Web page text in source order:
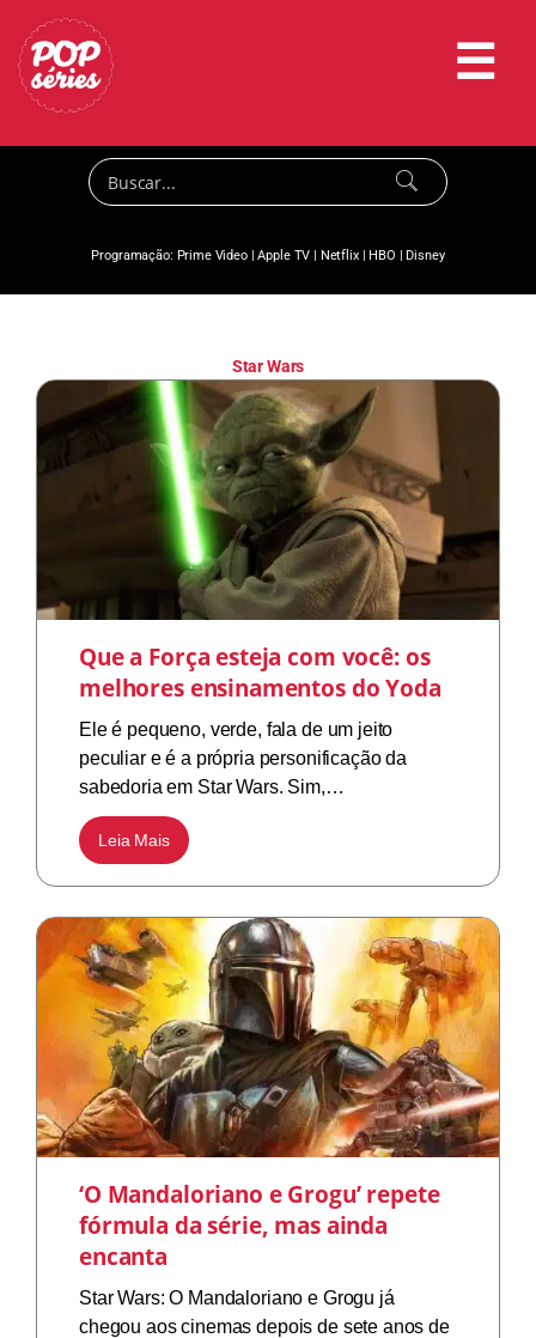
☰
Programação: Prime Video|Apple TV | Netflix|HBO |Disney
Star Wars
Que a Força esteja com você: os
melhores ensinamentos do Yoda
Ele é pequeno, verde, fala de um jeito
peculiar e é a própria personificação da
sabedoria em Star Wars. Sim,…
Leia Mais
‘O Mandaloriano e Grogu’ repete
fórmula da série, mas ainda
encanta
Star Wars: O Mandaloriano e Grogu já
chegou aos cinemas depois de sete anos de